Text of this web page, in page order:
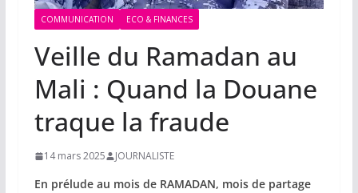
COMMUNICATION ECO & FINANCES
Veille du Ramadan au
Mali : Quand la Douane
traque la fraude
14 mars 2025 JOURNALISTE
En prélude au mois de RAMADAN, mois de partage